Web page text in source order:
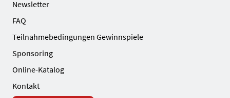
Newsletter
FAQ
Teilnahmebedingungen Gewinnspiele
Sponsoring
Online-Katalog
Kontakt